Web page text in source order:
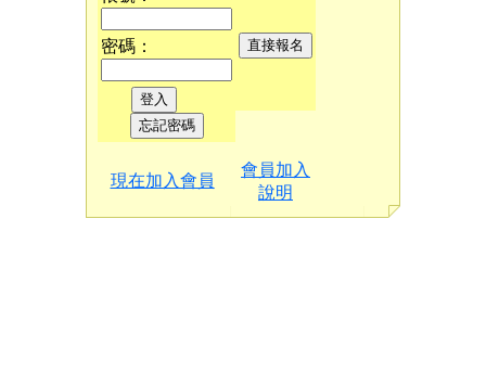
密碼：
現在加入會員
會員加入
說明